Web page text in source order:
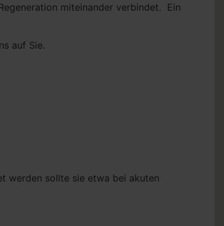
miteinander verbindet. Ein
auf Sie.
werden sollte sie etwa bei akuten